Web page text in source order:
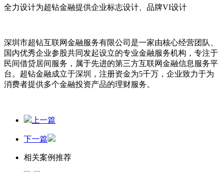
全力设计为超钻金融提供企业标志设计、品牌VI设计
深圳市超钻互联网金融服务有限公司是一家由核心经营团队、
国内优秀企业参股共同发起设立的专业金融服务机构，专注于
民间借贷居间服务，属于先进的第三方互联网金融信息服务平
台。超钻金融成立于深圳，注册资金为5千万，企业致力于为
消费者提供多个金融投资产品的理财服务。
上一篇
下一篇
相关案例推荐